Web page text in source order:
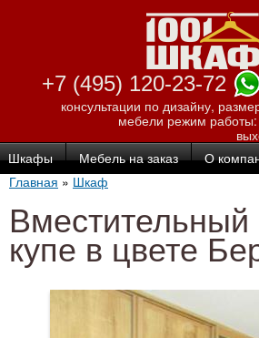
Перейти к
основному
содержанию
+7 (495) 120-23-72
консультации по дизайну,
мебели режим
Шкафы Мебель на заказ О
Главная » Шкаф
купе в цвете